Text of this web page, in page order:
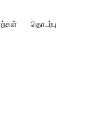
தொடர்பு